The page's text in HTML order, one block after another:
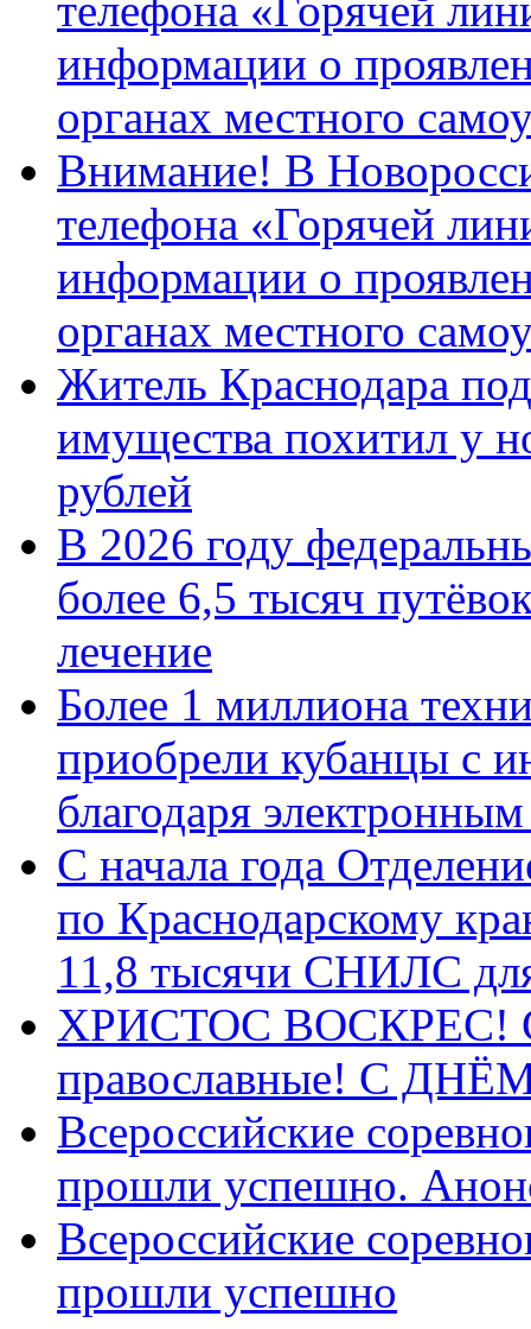
информации о
органах местного
Внимание! В
телефона «Горячей
информации о
органах местного
Житель Краснодара
имущества похитил у
рублей
В 2026 году
более 6,5 тысяч
лечение
Более 1 миллиона
приобрели кубанцы с
благодаря
С начала года
по Краснодарскому
11,8 тысячи СНИЛС
ХРИСТОС ВОСКРЕС! С
православные! C
Всероссийские
прошли успешно.
Всероссийские
прошли успешно